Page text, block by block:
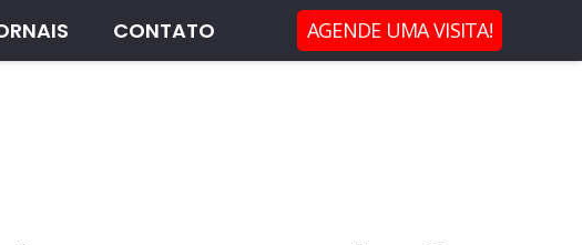
CONTATO AGENDE UMA VISITA!